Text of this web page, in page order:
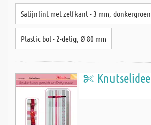
Satijnlint met zelfkant - 3 mm, donkergroen
Plastic bol - 2-delig, Ø 80 mm
Knutselidee